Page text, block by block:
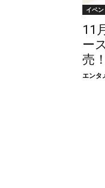
イベン
11
ー
売！
エンタ